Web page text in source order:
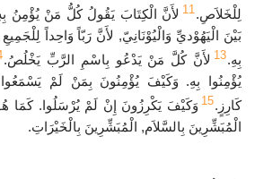
لِلْخَلاَصِ.11 لأَنَّ الْكِتَابَ يَقُولُ كُلُّ مَنْ يُؤْمِنُ
بَيْنَ الْيَهُوْديِّ وَالْيُوْنَانِيّ, لأَنَّ رَبّاً وَاحِداً
بِهِ.13 لأَنَّ كُلَّ مَنْ يَدْعُو بِاسْمِ الرَّبِّ يَخْلُصُ.
يُؤْمِنُوا بِهِ. وَكَيْفَ يُؤْمِنُونَ بِمَنْ لَمْ
كَارِزٍ.15 وَكَيْفَ يَكْرِزُونَ إِنْ لَمْ يُرْسَلُوا. كَمَا
الْمُبَشِّرِينَ بِالسَّلاَم, الْمُبَشِّرِينَ بِالْخَيْرَاتِ.